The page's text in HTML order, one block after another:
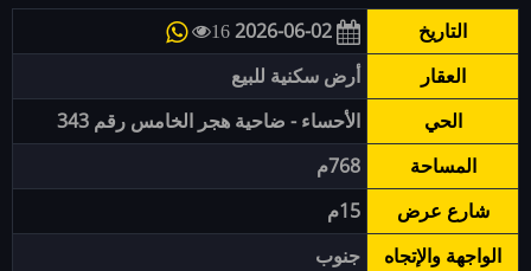
التاريخ 2026-06-02
16
العقار
أرض سكنية للبيع
الحي
الأحساء - ضاحية هجر الخامس رقم 343
المساحة
768م
شارع عرض
15م
الواجهة والإتجاه
جنوب